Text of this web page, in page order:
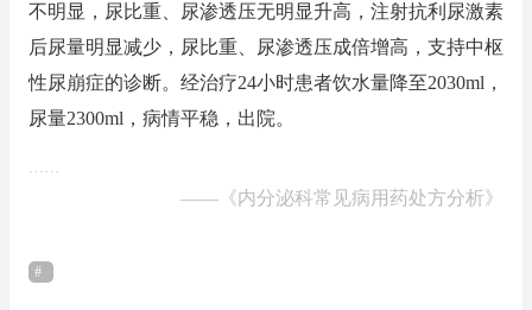
不明显，尿比重、尿渗透压无明显升高，注射抗利尿激素
后尿量明显减少，尿比重、尿渗透压成倍增高，支持中枢
性尿崩症的诊断。经治疗24小时患者饮水量降至2030ml，
尿量2300ml，病情平稳，出院。
……
—— 《内分泌科常见病用药处方分析》